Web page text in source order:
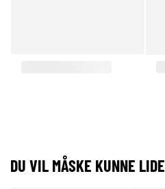
DU VIL MÅSKE KUNNE LIDE